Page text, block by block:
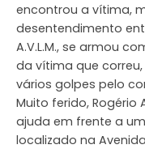
encontrou a vítima,
desentendimento
A.V.L.M., se armou
da vítima que
vários golpes pelo
Muito ferido, Rogério
ajuda em frente a
localizado na